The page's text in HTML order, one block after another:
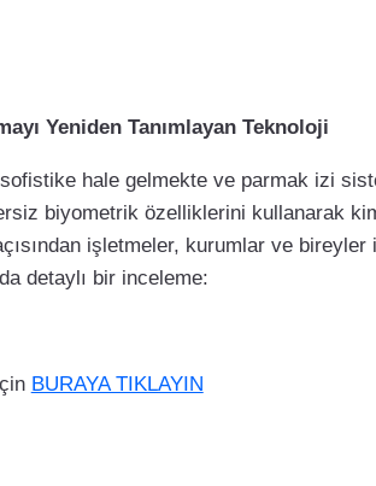
Yeniden Tanımlayan Teknoloji
hale gelmekte ve parmak izi
biyometrik özelliklerini kullanarak
işletmeler, kurumlar ve
detaylı bir inceleme:
BURAYA TIKLAYIN